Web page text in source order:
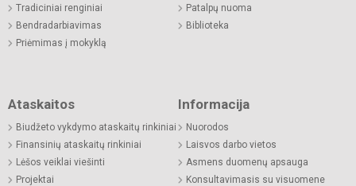
Tradiciniai renginiai
Bendradarbiavimas
Priėmimas į mokyklą
Patalpų nuoma
Biblioteka
Ataskaitos
Biudžeto vykdymo ataskaitų rinkiniai
Finansinių ataskaitų rinkiniai
Lėšos veiklai viešinti
Projektai
Informacija
Nuorodos
Laisvos darbo vietos
Asmens duomenų apsauga
Konsultavimasis su visuomene